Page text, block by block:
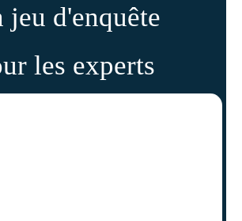
jeu d'enquête
les experts